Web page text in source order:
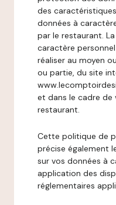
des
données à
par le restaurant.
caractère
réaliser au moyen
ou partie, du site
et dans le cadre de
restaurant.
Cette politique de
précise également
sur vos données à
application des
réglementaires